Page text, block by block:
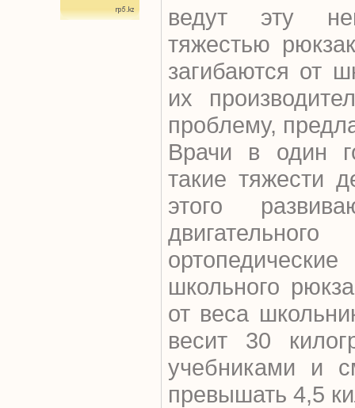
ведут эту
тяжестью
загибаются от
их
проблему,
Врачи в один
такие тяжести
этого
школьного
от веса
весит 30
учебниками и
превышать 4,5